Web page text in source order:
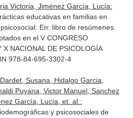
Victoria, Jiménez García, Lucía:
educativas en familias en
En: libro de resúmenes
en el V CONGRESO
X NACIONAL DE PSICOLOGÍA
978-84-695-3302-4
Susana, Hidalgo Garcia,
Puyana, Victor Manuel, Sanchez
García, Lucía, et. al.:
y psicosociales de